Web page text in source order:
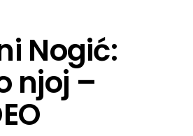
Nogić:
njoj –